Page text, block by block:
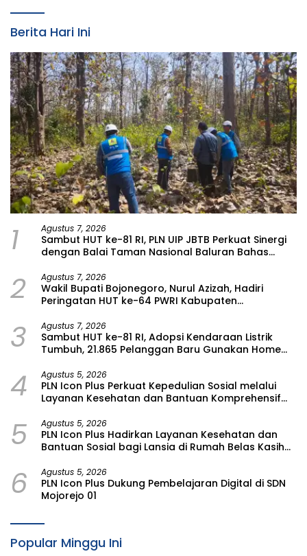
Berita Hari Ini
1 Agustus 7, 2026
Sambut HUT ke-81 RI, PLN UIP JBTB Perkuat Sinergi
dengan Balai Taman Nasional Baluran Bahas
Watudodol/Kalipuro
2 Agustus 7, 2026
Wakil Bupati Bojonegoro, Nurul Azizah, Hadiri
Peringatan HUT ke-64 PWRI Kabupaten
3 Agustus 7, 2026
Sambut HUT ke-81 RI, Adopsi Kendaraan Listrik
Tumbuh, 21.865 Pelanggan Baru Gunakan Home
4 Agustus 5, 2026
PLN Icon Plus Perkuat Kepedulian Sosial melalui
Layanan Kesehatan dan Bantuan Komprehensif
5 Agustus 5, 2026
PLN Icon Plus Hadirkan Layanan Kesehatan dan
Bantuan Sosial bagi Lansia di Rumah Belas Kasih
6 Agustus 5, 2026
PLN Icon Plus Dukung Pembelajaran Digital di SDN
Mojorejo 01
Popular Minggu Ini